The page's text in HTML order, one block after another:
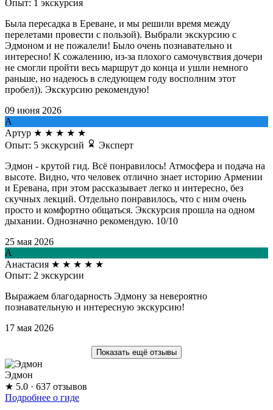
Опыт: 1 экскурсия
Была пересадка в Ереване, и мы решили время между
перелетами провести с пользой). Выбрали экскурсию с
Эдмоном и не пожалели! Было очень познавательно и
интересно! К сожалению, из-за плохого самочувствия дочери
не смогли пройти весь маршрут до конца и ушли немного
раньше, но надеюсь в следующем году восполним этот
пробел)). Экскурсию рекомендую!
09 июня 2026
А
Артур ★ ★ ★ ★ ★
Опыт: 5 экскурсий
Эксперт
Эдмон - крутой гид. Всё понравилось! Атмосфера и подача на
высоте. Видно, что человек отлично знает историю Армении
и Еревана, при этом рассказывает легко и интересно, без
скучных лекций. Отдельно понравилось, что с ним очень
просто и комфортно общаться. Экскурсия прошла на одном
дыхании. Однозначно рекомендую. 10/10
25 мая 2026
А
Анастасия ★ ★ ★ ★ ★
Опыт: 2 экскурсии
Выражаем благодарность Эдмону за невероятно
познавательную и интересную экскурсию!
17 мая 2026
Показать ещё отзывы
Эдмон
★ 5.0 · 637 отзывов
Подробнее о гиде